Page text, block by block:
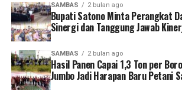
SAMBAS 2 bulan ago
Bupati Satono Minta Perangkat
Sinergi dan Tanggung Jawab
SAMBAS 2 bulan ago
Hasil Panen Capai 1,3 Ton per
Jumbo Jadi Harapan Baru Petani